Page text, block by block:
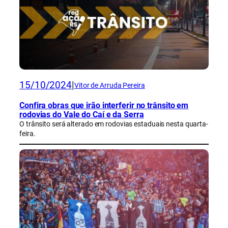
15/10/2024 Vitor de Arruda Pereira
Confira obras que irão interferir no trânsito em
rodovias do Vale do Caí e da Serra
O trânsito será alterado em rodovias estaduais nesta quarta-
feira.